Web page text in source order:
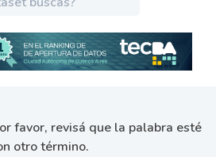
favor, revisá que la palabra esté
otro término.